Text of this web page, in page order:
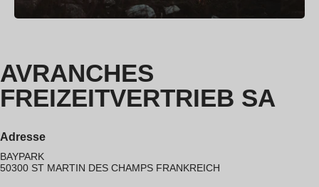
AVRANCHES
FREIZEITVERTRIEB SA
Adresse
BAYPARK
50300 ST MARTIN DES CHAMPS FRANKREICH